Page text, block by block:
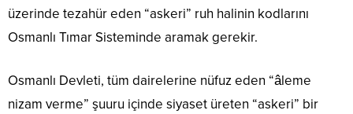
üzerinde tezahür eden “askeri” ruh halinin kodlarını
Osmanlı Tımar Sisteminde aramak gerekir.
Osmanlı Devleti, tüm dairelerine nüfuz eden “âleme
nizam verme” şuuru içinde siyaset üreten “askeri” bir